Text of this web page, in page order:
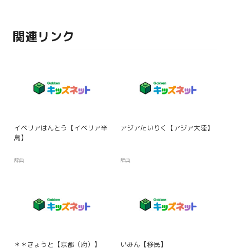
関連リンク
イベリアはんとう【イベリア半
島】
辞典
アジアたいりく【アジア大陸】
辞典
＊＊きょうと【京都（府）】 いみん【移民】